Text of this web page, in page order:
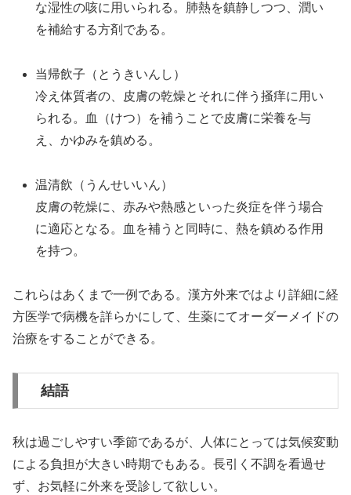
な湿性の咳に用いられる。肺熱を鎮静しつつ、潤い
を補給する方剤である。
当帰飲子（とうきいんし）
冷え体質者の、皮膚の乾燥とそれに伴う掻痒に用い
られる。血（けつ）を補うことで皮膚に栄養を与
え、かゆみを鎮める。
温清飲（うんせいいん）
皮膚の乾燥に、赤みや熱感といった炎症を伴う場合
に適応となる。血を補うと同時に、熱を鎮める作用
を持つ。
これらはあくまで一例である。漢方外来ではより詳細に経
方医学で病機を詳らかにして、生薬にてオーダーメイドの
治療をすることができる。
結語
秋は過ごしやすい季節であるが、人体にとっては気候変動
による負担が大きい時期でもある。長引く不調を看過せ
ず、お気軽に外来を受診して欲しい。